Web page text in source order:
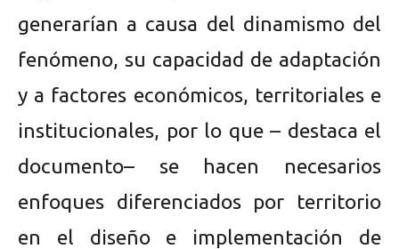
generarían a causa del dinamismo del
fenómeno, su capacidad de adaptación
y a factores económicos, territoriales e
institucionales, por lo que – destaca el
documento– se hacen necesarios
enfoques diferenciados por territorio
en el diseño e implementación de